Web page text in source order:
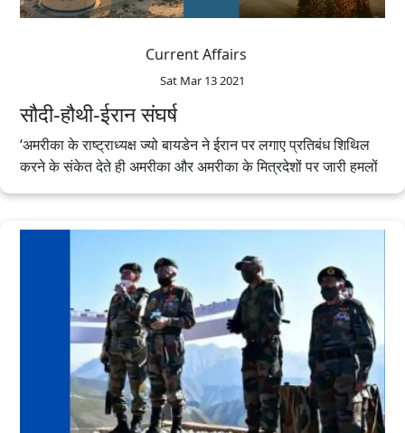
Current Affairs
Sat Mar 13 2021
सौदी-हौथी-ईरान संघर्ष
‘अमरीका के राष्ट्राध्यक्ष ज्यो बायडेन ने ईरान पर लगाए प्रतिबंध शिथिल
करने के संकेत देते ही अमरीका और अमरीका के मित्रदेशों पर जारी हमलों